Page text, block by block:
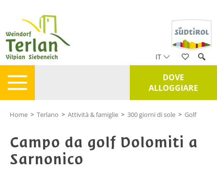
IT
DOVE
ALLOGGIARE
Home > Terlano > Attività & famiglie > 300 giorni di sole > Golf
Campo da golf Dolomiti a
Sarnonico